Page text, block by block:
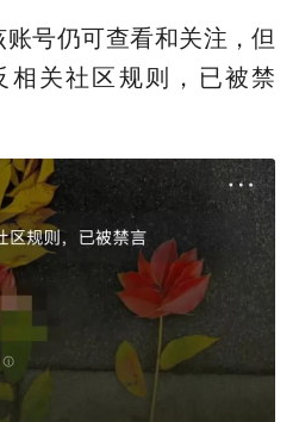
号仍可查看和关注，但
相关社区规则，已被禁